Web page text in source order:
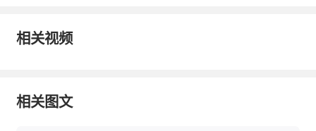
4、患上
疾病的患者也该去做个精液检查。
相关视频
相关图文